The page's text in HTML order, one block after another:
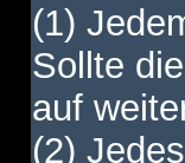
(1)
Sollte
auf
(2)